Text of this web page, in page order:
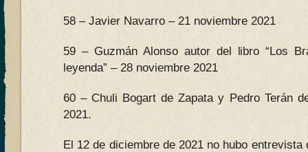
58 – Javier Navarro – 21 noviembre 2021
59 – Guzmán Alonso autor del libro “Los
leyenda” – 28 noviembre 2021
60 – Chuli Bogart de Zapata y Pedro Terán
2021.
El 12 de diciembre de 2021 no hubo